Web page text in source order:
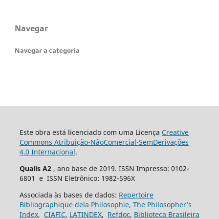
Navegar
Navegar a categoria
Este obra está licenciado com uma Licença Creative
Commons Atribuição-NãoComercial-SemDerivações
4.0 Internacional.
Qualis A2 , ano base de 2019. ISSN Impresso: 0102-
6801 e ISSN Eletrônico: 1982-596X
Associada às bases de dados: Repertoire
Bibliographique dela Philosophie, The Philosopher’s
Index, CIAFIC, LATINDEX, Refdoc, Biblioteca Brasileira